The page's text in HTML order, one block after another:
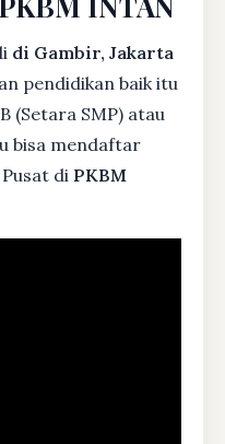
di Gambir, Jakarta
pendidikan baik itu
(Setara SMP) atau
bisa mendaftar
di PKBM